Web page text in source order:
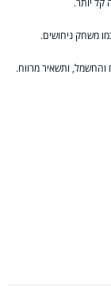
משחק ניחושים.
ותשאיר מרווח.